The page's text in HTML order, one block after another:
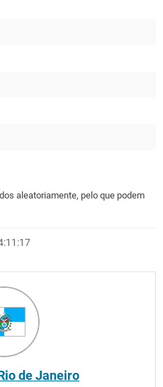
aleatoriamente, pelo que podem
de Janeiro